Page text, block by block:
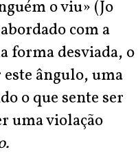
o viu» (Jo
com a
forma desviada, o
ângulo, uma
o que sente ser
uma violação